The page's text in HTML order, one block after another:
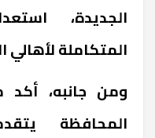
الجديدة،
المتكاملة
ومن جانبه، أكد
المحافظة